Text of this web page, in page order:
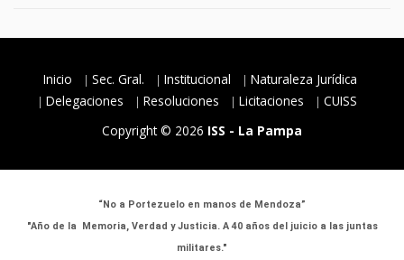
Inicio Sec. Gral. Institucional
Naturaleza Jurídica
Delegaciones
Resoluciones Licitaciones
CUISS
Copyright © 2026 ISS - La Pampa
“No a Portezuelo en manos de Mendoza”
"Año de la Memoria, Verdad y Justicia. A 40 años del juicio a las juntas
militares."